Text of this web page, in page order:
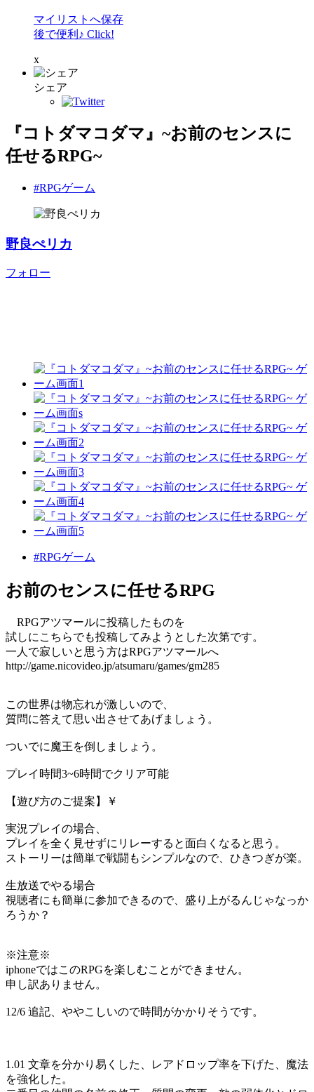
マイリストへ保存
後で便利♪ Click!
x
シェア
『コトダマコダマ』~お前のセンスに
任せるRPG~
#RPGゲーム
野良ぺリカ
フォロー
#RPGゲーム
お前のセンスに任せるRPG
RPGアツマールに投稿したものを
試しにこちらでも投稿してみようとした次第です。
一人で寂しいと思う方はRPGアツマールへ
http://game.nicovideo.jp/atsumaru/games/gm285
この世界は物忘れが激しいので、
質問に答えて思い出させてあげましょう。
ついでに魔王を倒しましょう。
プレイ時間3~6時間でクリア可能
【遊び方のご提案】￥
実況プレイの場合、
プレイを全く見せずにリレーすると面白くなると思う。
ストーリーは簡単で戦闘もシンプルなので、ひきつぎが楽。
生放送でやる場合
視聴者にも簡単に参加できるので、盛り上がるんじゃなっか
ろうか？
※注意※
iphoneではこのRPGを楽しむことができません。
申し訳ありません。
12/6 追記、ややこしいので時間がかかりそうです。
1.01 文章を分かり易くした、レアドロップ率を下げた、魔法
を強化した。